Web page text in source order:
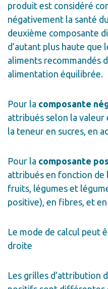
produit est considéré
négativement la santé
deuxième composante
d’autant plus haute que
aliments recommandés
alimentation équilibrée.
Pour la composante
attribués selon la
la teneur en sucres, en
Pour la composante
attribués en fonction de
fruits, légumes et
positive), en fibres, et
Le mode de calcul peut
droite
Les grilles d’attribution